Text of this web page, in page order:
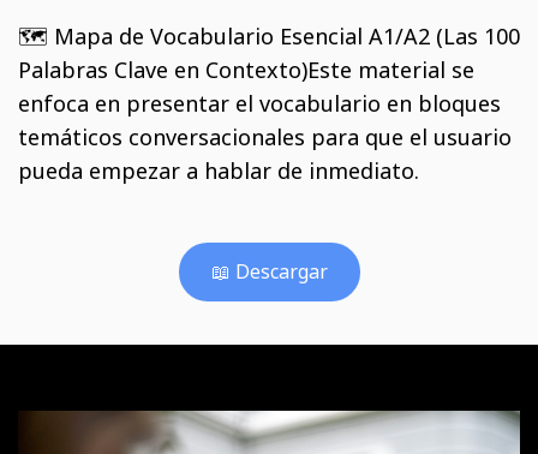
🗺️ Mapa de Vocabulario Esencial A1/A2 (Las 100
Palabras Clave en Contexto)Este material se
enfoca en presentar el vocabulario en bloques
temáticos conversacionales para que el usuario
pueda empezar a hablar de inmediato.
📖 Descargar